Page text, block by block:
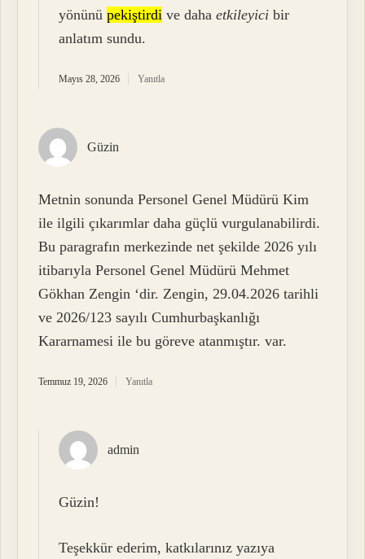
yönünüpekiştirdi ve dahaetkileyici bir
anlatım sundu.
Mayıs 28, 2026 Yanıtla
Güzin
Metnin sonunda Personel Genel Müdürü Kim
ile ilgili çıkarımlar daha güçlü vurgulanabilirdi.
Bu paragrafın merkezinde net şekilde 2026 yılı
itibarıyla Personel Genel Müdürü Mehmet
Gökhan Zengin ‘dir. Zengin, 29.04.2026 tarihli
ve 2026/123 sayılı Cumhurbaşkanlığı
Kararnamesi ile bu göreve atanmıştır. var.
Temmuz 19, 2026 Yanıtla
admin
Güzin!
Teşekkür ederim, katkılarınız yazıya